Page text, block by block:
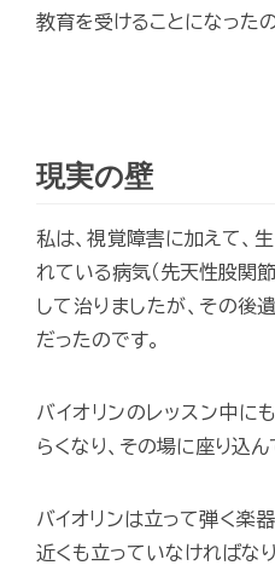
教育を受けることになったの
現実の壁
私は、視覚障害に加えて、
れている病気（先天性股関
して治りましたが、その後
だったのです。
バイオリンのレッスン中に
らくなり、その場に座り込ん
バイオリンは立って弾く楽
近くも立っていなければなり